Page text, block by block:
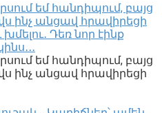
եմ հանդիպում, բայց
ինչ անցավ հրավիրեցի
Դեռ նոր էինք
եմ հանդիպում, բայց
ինչ անցավ հրավիրեցի